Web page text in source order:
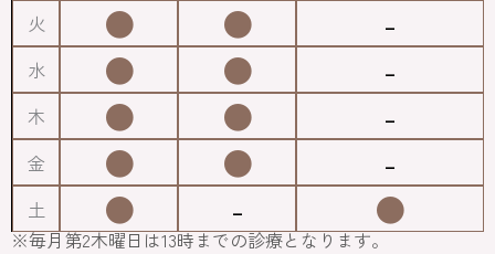
火 ● ● -
水 ● ● -
木 ● ● -
金 ● ● -
土 ● - ●
※毎月第2木曜日は13時までの診療となります。